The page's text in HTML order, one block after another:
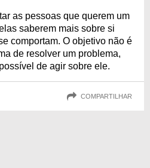
as pessoas que querem um
saberem mais sobre si
comportam. O objetivo não é
de resolver um problema,
de agir sobre ele.
COMPARTILHAR